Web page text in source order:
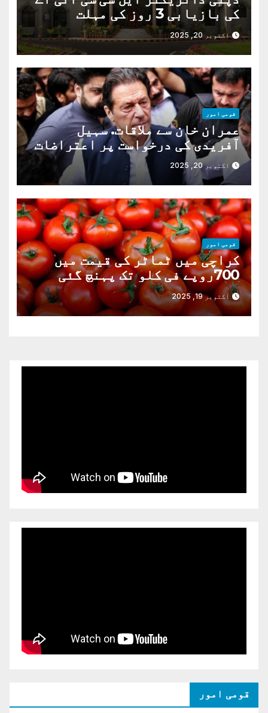
کی بازیابی 3 روز کی مہلت
اکتوبر 20, 2025
قومی امور
عمران خان سے ملاقات. سہیل
آفریدی کی درخواست پر اعتراضات
دوراکتوبر 20, 2025
قومی امور
کراچی میں ٹماٹر کی قیمت میں
700روپے فی کلو تک پہنچ گئی
اکتوبر 19, 2025
قومی امور